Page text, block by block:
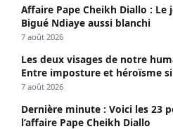
Affaire Pape Cheikh Diallo : Le
Bigué Ndiaye aussi blanchi
7 août 2026
Les deux visages de notre
Entre imposture et héroïsme
Seydi)
7 août 2026
Dernière minute : Voici les 23
l’affaire Pape Cheikh Diallo